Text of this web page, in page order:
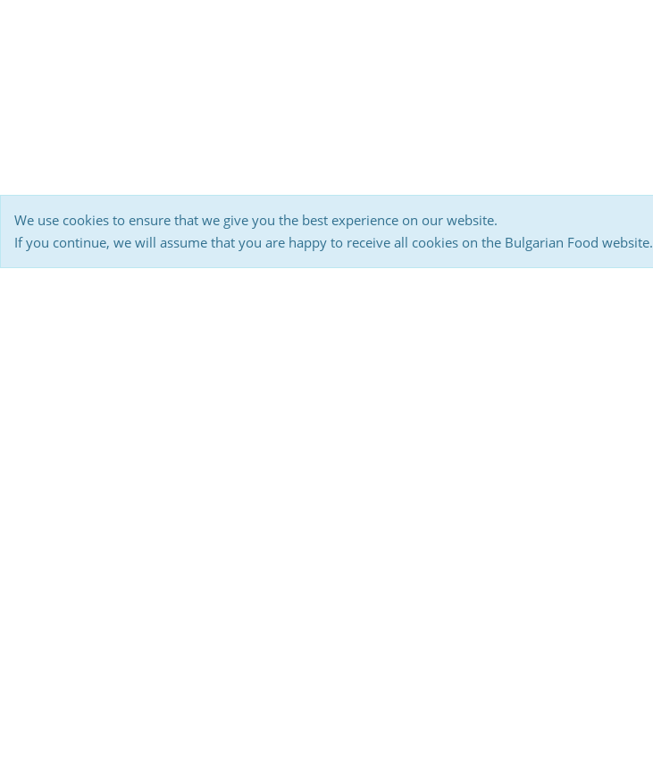
We use cookies to ensure that we give you the best experience on our website.
If you continue, we will assume that you are happy to receive all cookies on the Bulgarian Food website.